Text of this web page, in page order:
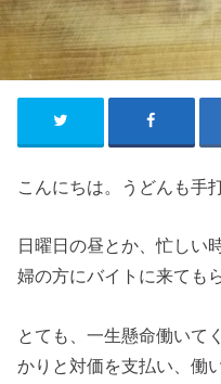
こんにちは。うどんも手
日曜日の昼とか、忙しい
婦の方にバイトに来ても
とても、一生懸命働いて
かりと対価を支払い、働